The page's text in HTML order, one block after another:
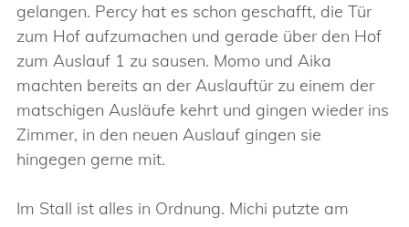
gelangen. Percy hat es schon geschafft, die Tür
zum Hof aufzumachen und gerade über den Hof
zum Auslauf 1 zu sausen. Momo und Aika
machten bereits an der Auslauftür zu einem der
matschigen Ausläufe kehrt und gingen wieder ins
Zimmer, in den neuen Auslauf gingen sie
hingegen gerne mit.
Im Stall ist alles in Ordnung. Michi putzte am